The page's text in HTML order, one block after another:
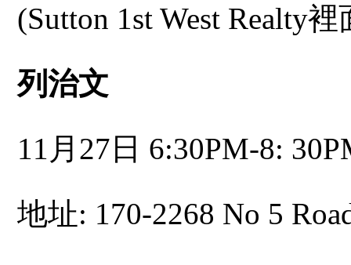
(Sutton 1st West Realty裡
列治文
11月27日 6:30PM-8:
地址: 170-2268 No 5